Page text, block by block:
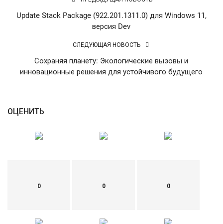
Update Stack Package (922.201.1311.0) для Windows 11,
версия Dev
СЛЕДУЮЩАЯ НОВОСТЬ
Сохраняя планету: Экологические вызовы и
инновационные решения для устойчивого будущего
ОЦЕНИТЬ
0 0 0